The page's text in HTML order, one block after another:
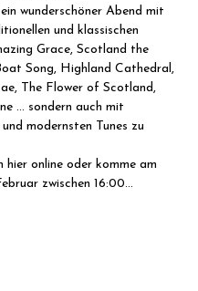
wunderschöner Abend mit
und klassischen
Grace, Scotland the
Song, Highland Cathedral,
The Flower of Scotland,
… sondern auch mit
modernsten Tunes zu
hier online oder komme am
zwischen 16:00…